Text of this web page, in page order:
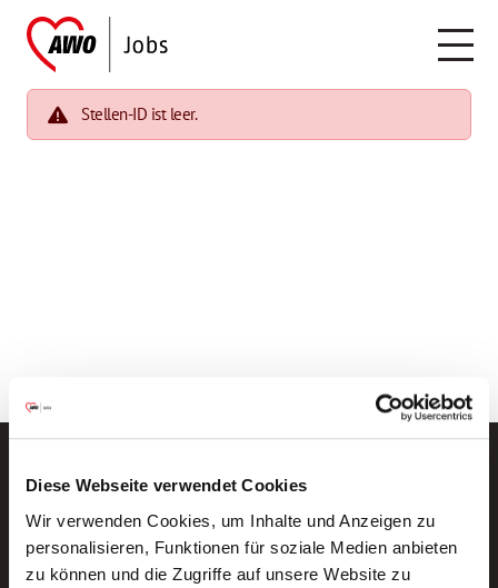
Diese Webseite verwendet Cookies
Wir verwenden Cookies, um Inhalte und Anzeigen zu
personalisieren, Funktionen für soziale Medien anbieten
zu können und die Zugriffe auf unsere Website zu
Stellen-ID ist leer.
Neue Stellen per E-Mail.
Ein kostenloser Service von AWO